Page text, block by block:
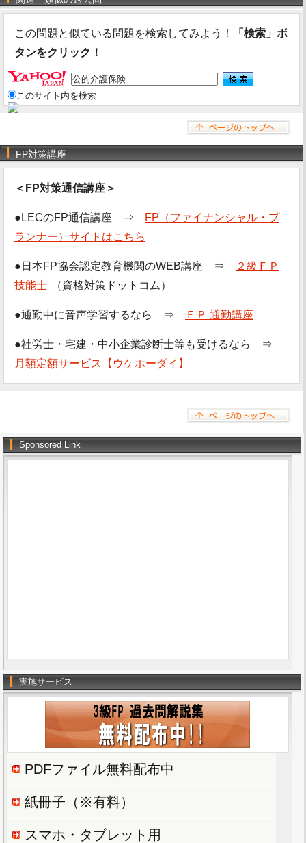
この問題と似ている問題を検索してみよう！
「検索」ボ
タンをクリック！
このサイト内を検索
FP対策講座
＜FP対策通信講座＞
●LECのFP通信講座 ⇒
FP（ファイナンシャル・プ
ランナー）サイトはこちら
●日本FP協会認定教育機関のWEB講座 ⇒
２級ＦＰ
技能士
（資格対策ドットコム）
●通勤中に音声学習するなら ⇒ ＦＰ 通勤講座
●社労士・宅建・中小企業診断士等も受けるなら ⇒
月額定額サービス【ウケホーダイ】
Sponsored Link
実施サービス
PDFファイル無料配布中
紙冊子（※有料）
スマホ・タブレット用